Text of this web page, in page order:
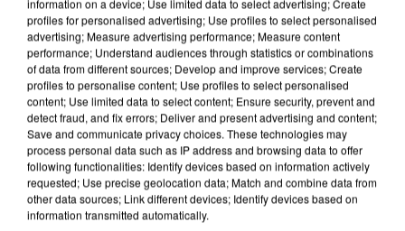
APRÈS TOUTES CES CANICULES, LES REFUGES
DE FAUNE SAUVAGE SONT...
information on a device; Use limited data to select advertising; Create
profiles for personalised advertising; Use profiles to select personalised
advertising; Measure advertising performance; Measure content
performance; Understand audiences through statistics or combinations
of data from different sources; Develop and improve services; Create
profiles to personalise content; Use profiles to select personalised
content; Use limited data to select content; Ensure security, prevent and
detect fraud, and fix errors; Deliver and present advertising and content;
Save and communicate privacy choices. These technologies may
process personal data such as IP address and browsing data to offer
following functionalities: Identify devices based on information actively
requested; Use precise geolocation data; Match and combine data from
other data sources; Link different devices; Identify devices based on
information transmitted automatically.